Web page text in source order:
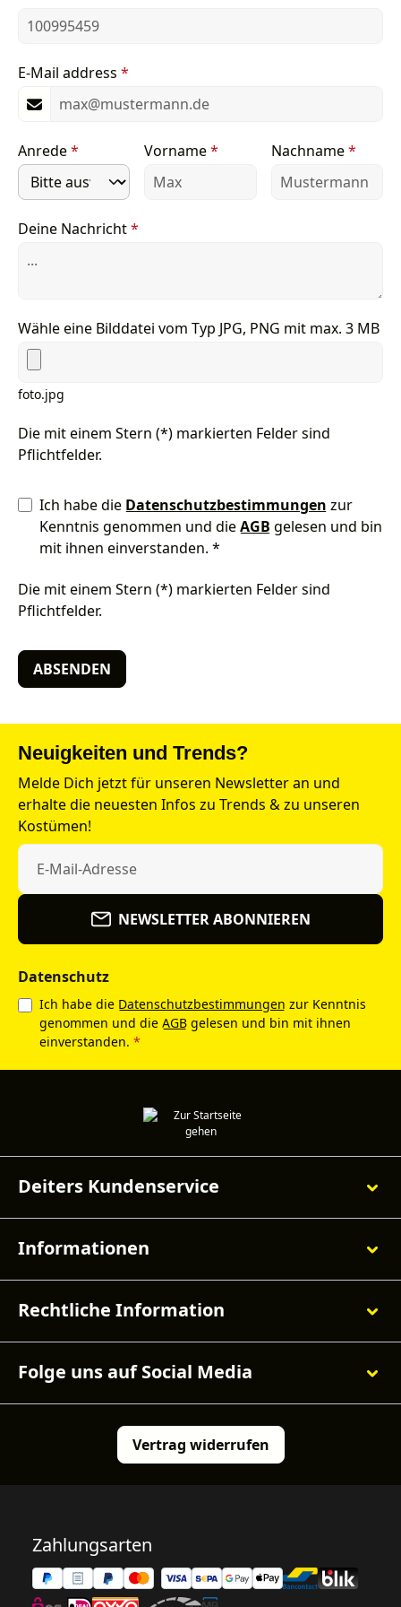
E-Mail address *
Anrede* Vorname* Nachname*
Deine Nachricht*
Wähle eine Bilddatei vom Typ JPG, PNG mit max. 3 MB
foto.jpg
Die mit einem Stern (*) markierten Felder sind
Pflichtfelder.
Ich habe die Datenschutzbestimmungen zur
Kenntnis genommen und dieAGB gelesen und bin
mit ihnen einverstanden. *
Die mit einem Stern (*) markierten Felder sind
Pflichtfelder.
ABSENDEN
Neuigkeiten und Trends?
Melde Dich jetzt für unseren Newsletter an und
erhalte die neuesten Infos zu Trends & zu unseren
Kostümen!
NEWSLETTER ABONNIEREN
Datenschutz
Ich habe die Datenschutzbestimmungen zur Kenntnis
genommen und die AGB gelesen und bin mit ihnen
einverstanden. *
Deiters Kundenservice
Informationen
Rechtliche Information
Folge uns auf Social Media
Vertrag widerrufen
Zahlungsarten